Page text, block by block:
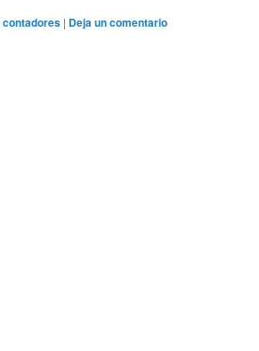
contadores | Deja un comentario